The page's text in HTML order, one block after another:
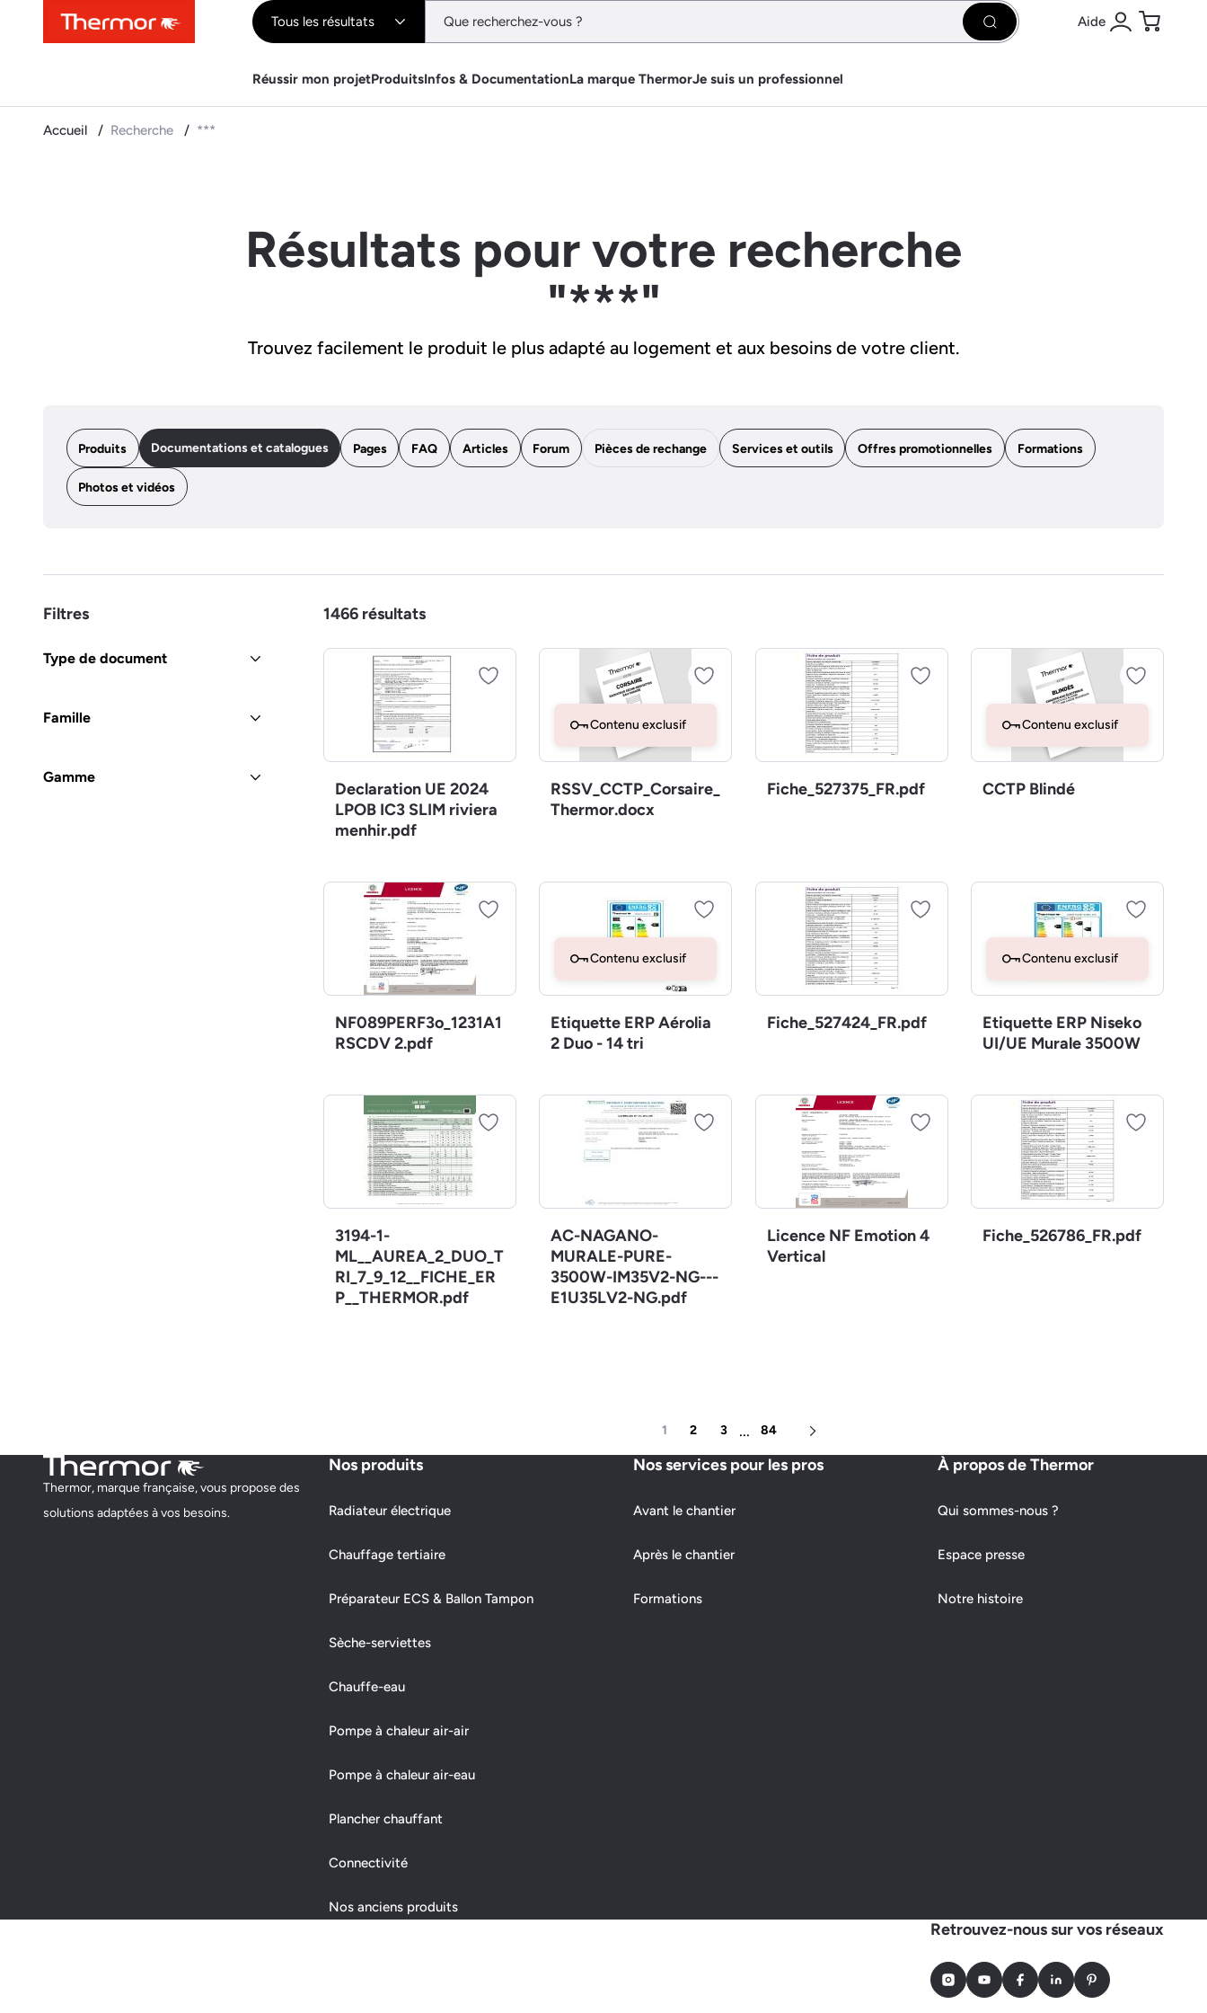
ContenuMenuRecherche Tous les résultats Rechercher Aide
Se connecter
Panier
Réussir mon projetProduitsInfos & DocumentationLa marque ThermorJe suis un professionnel
Accueil Recherche ***
Résultats pour votre recherche
"***"
Trouvez facilement le produit le plus adapté au logement et aux besoins de votre client.
Produits Documentations et catalogues Pages FAQ Articles Forum Pièces de rechange Services et outils Offres promotionnelles Formations
Photos et vidéos
Filtres
Type de document
Famille
Gamme
1466 résultats
Declaration UE 2024
LPOB IC3 SLIM riviera
menhir.pdf
Contenu exclusif
RSSV_CCTP_Corsaire_
Thermor.docx
Fiche_527375_FR.pdf
Contenu exclusif
CCTP Blindé
NF089PERF3o_1231A1
RSCDV 2.pdf
Contenu exclusif
Etiquette ERP Aérolia
2 Duo - 14 tri
Fiche_527424_FR.pdf
Contenu exclusif
Etiquette ERP Niseko
UI/UE Murale 3500W
3194-1-
ML__AUREA_2_DUO_T
RI_7_9_12__FICHE_ER
P__THERMOR.pdf
AC-NAGANO-
MURALE-PURE-
3500W-IM35V2-NG---
E1U35LV2-NG.pdf
Licence NF Emotion 4
Vertical
Fiche_526786_FR.pdf
1 2 3 ... 84
Page suivante
Thermor, marque française, vous propose des
solutions adaptées à vos besoins.
Nos produits
Radiateur électrique
Chauffage tertiaire
Préparateur ECS & Ballon Tampon
Sèche-serviettes
Chauffe-eau
Pompe à chaleur air-air
Pompe à chaleur air-eau
Plancher chauffant
Connectivité
Nos anciens produits
Nos services pour les pros
Avant le chantier
Après le chantier
Formations
À propos de Thermor
Qui sommes-nous ?
Espace presse
Notre histoire
Retrouvez-nous sur vos réseaux
InstagramYoutubeFacebookLinkedInPinterest